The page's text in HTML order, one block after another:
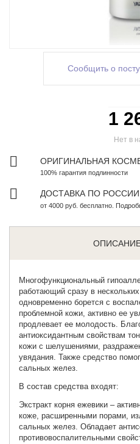
Сообщить о
Нет в
1
ОРИГИНАЛЬНАЯ
100% гарантия подлинности
ДОСТАВКА ПО РОССИИ
от 4000 руб. бесплатно.
Многофункциональный
работающий сразу в
одновременно борется с
проблемной кожи, активно ее
продлевает ее молодость.
антиоксидантным свойствам
кожи с шелушениями,
увядания. Также средство
сальных желез.
В состав средства входят:
Экстракт корня ежевики –
коже, расширенными порами,
сальных желез. Обладает
противовоспалительными